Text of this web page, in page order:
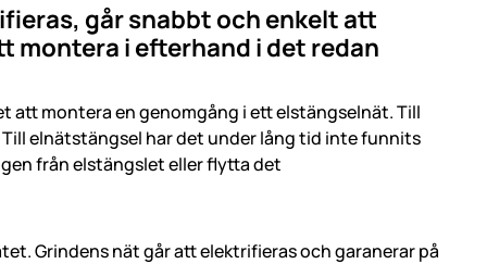
går snabbt och enkelt att
montera i efterhand i det redan
att montera en genomgång i ett elstängselnät. Till
elnätstängsel har det under lång tid inte funnits
från elstängslet eller flytta det
Grindens nät går att elektrifieras och garanerar på